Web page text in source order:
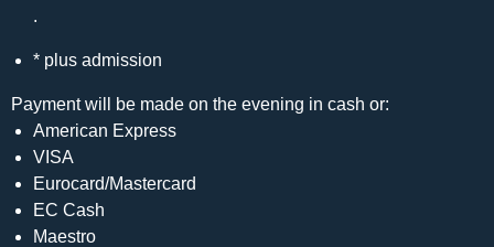
.
* plus admission
Payment will be made on the evening in cash or:
American Express
VISA
Eurocard/Mastercard
EC Cash
Maestro